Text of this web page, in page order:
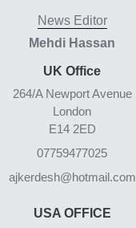
News Editor
Mehdi Hassan
UK Office
264/A Newport Avenue
London
E14 2ED
07759477025
ajkerdesh@hotmail.com
USA OFFICE